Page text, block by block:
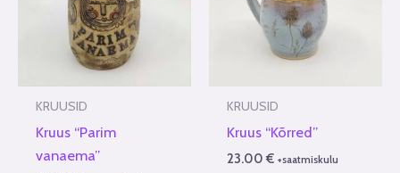
KRUUSID
Kruus “Parim
vanaema”
KRUUSID
Kruus “Kõrred”
23.00€ +saatmiskulu